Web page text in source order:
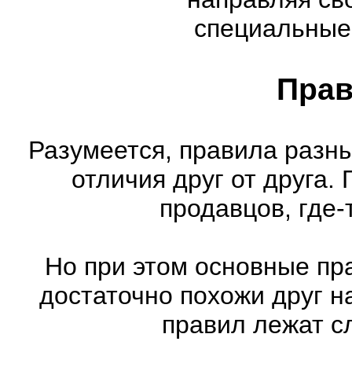
Разумеется, правила
отличия друг от
продавцов,
Но при этом основные
достаточно похожи друг
правил лежат